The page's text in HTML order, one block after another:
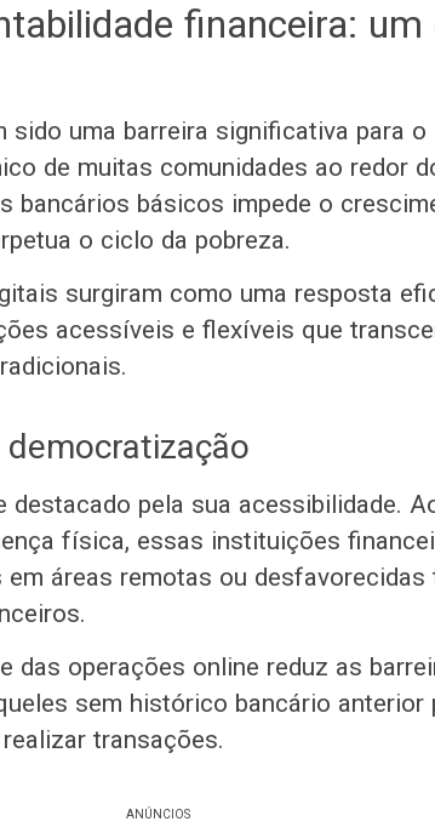
financeira: um
sido uma barreira significativa para o
de muitas comunidades ao redor
bancários básicos impede o
o ciclo da pobreza.
surgiram como uma resposta
acessíveis e flexíveis que
destacado pela sua acessibilidade.
física, essas instituições
áreas remotas ou desfavorecidas
das operações online reduz as
sem histórico bancário anterior
transações.
ANÚNCIOS